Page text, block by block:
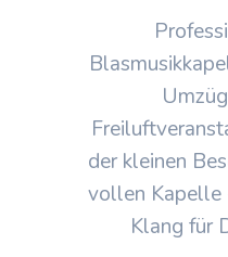
der kleinen
vollen Kapelle
Klang für